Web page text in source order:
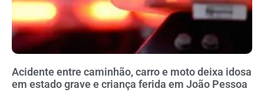
Acidente entre caminhão, carro e moto deixa idosa
em estado grave e criança ferida em João Pessoa